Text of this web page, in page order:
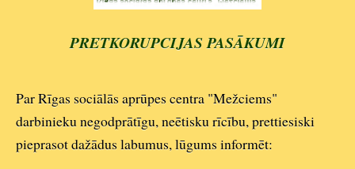
PRETKORUPCIJAS PASĀKUMI
Par Rīgas sociālās aprūpes centra "Mežciems"
darbinieku negodprātīgu, neētisku rīcību, prettiesiski
pieprasot dažādus labumus, lūgums informēt: